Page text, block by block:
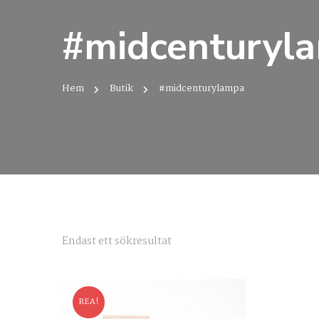
Hem Butik #midcenturylampa
Endast ett sökresultat
REA!